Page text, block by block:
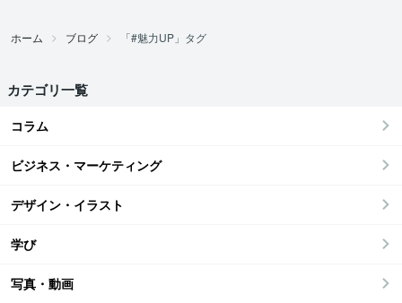
ホーム ブログ 「#魅力UP」タグ
カテゴリ一覧
コラム
ビジネス・マーケティング
デザイン・イラスト
学び
写真・動画